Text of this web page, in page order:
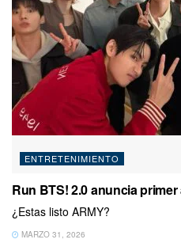
ENTRETENIMIENTO
Run BTS! 2.0 anuncia
¿Estas listo ARMY?
MARZO 31, 2026